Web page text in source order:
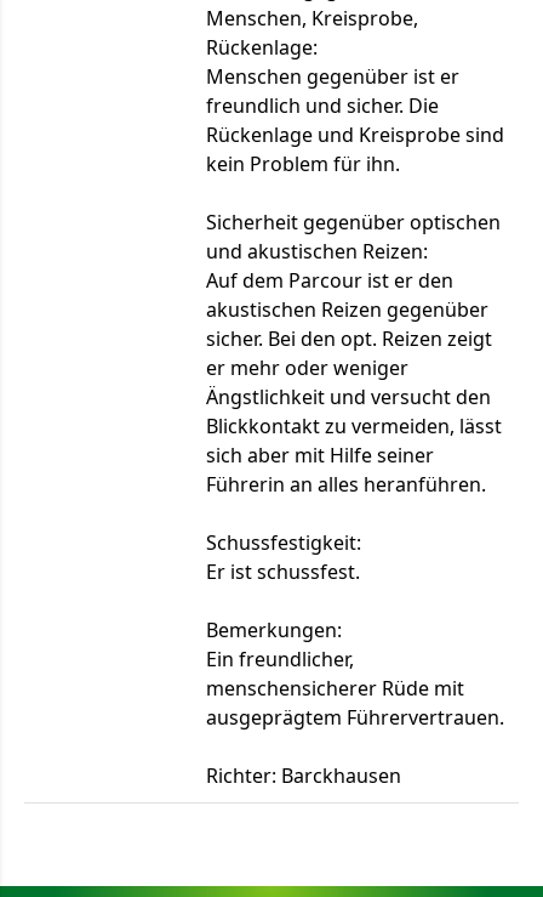
Menschen, Kreisprobe,
Rückenlage:
Menschen gegenüber ist er
freundlich und sicher. Die
Rückenlage und Kreisprobe sind
kein Problem für ihn.
Sicherheit gegenüber optischen
und akustischen Reizen:
Auf dem Parcour ist er den
akustischen Reizen gegenüber
sicher. Bei den opt. Reizen zeigt
er mehr oder weniger
Ängstlichkeit und versucht den
Blickkontakt zu vermeiden, lässt
sich aber mit Hilfe seiner
Führerin an alles heranführen.
Schussfestigkeit:
Er ist schussfest.
Bemerkungen:
Ein freundlicher,
menschensicherer Rüde mit
ausgeprägtem Führervertrauen.
Richter: Barckhausen